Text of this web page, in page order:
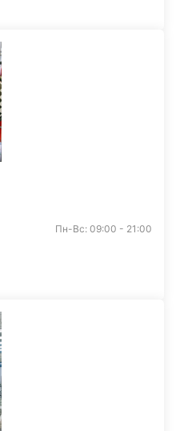
Пн-Вс: 09:00 - 21:00